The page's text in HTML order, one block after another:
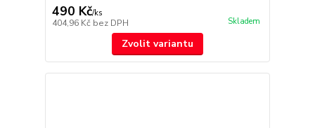
490 Kč/ks
404,96 Kč bez DPH Skladem
Zvolit variantu